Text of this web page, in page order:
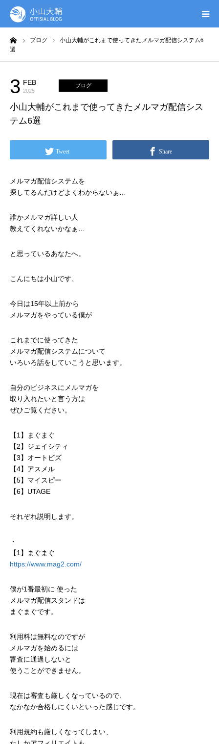
ブログ
小山大輔がこれまで使ってきたメルマガ配信システム6
選
3 FEB
2025
ブログ
小山大輔がこれまで使ってきたメルマガ配信シス
テム6選
Tweet Share
メルマガ配信システムを
探してるんだけどよくわからないぁ…
誰かメルマガ詳しい人
教えてくれないかなぁ…
と思っているあなたへ。
こんにちは小山です、
今日は15年以上前から
メルマガをやっている僕が
これまでに使ってきた
メルマガ配信システムについて
いろいろ話をしていこうと思います。
自分のビジネスにメルマガを
取り入れたいと言う方は
ぜひご覧ください。
【1】まぐまぐ
【2】ジェイシティ
【3】オートビズ
【4】アスメル
【5】マイスピー
【6】UTAGE
それぞれ説明します。
・
【1】まぐまぐ
https://www.mag2.com/
僕が1番最初に 使った
メルマガ配信スタンドは
まぐまぐです。
利用料は無料なのですが
メルマガを始めるには
審査に通過しないと
使うことができません。
現在は審査も厳しくなっているので、
なかなか合格しにくいといった感じです。
利用規約も厳しくなってしまい、
UTAGE(ウタゲ)
無料ガイドブック
オンシク本
プロフィール